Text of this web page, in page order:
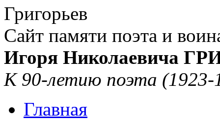
Сайт памяти поэта и
Игоря Николаевича
К 90-летию поэта (1923-
Главная